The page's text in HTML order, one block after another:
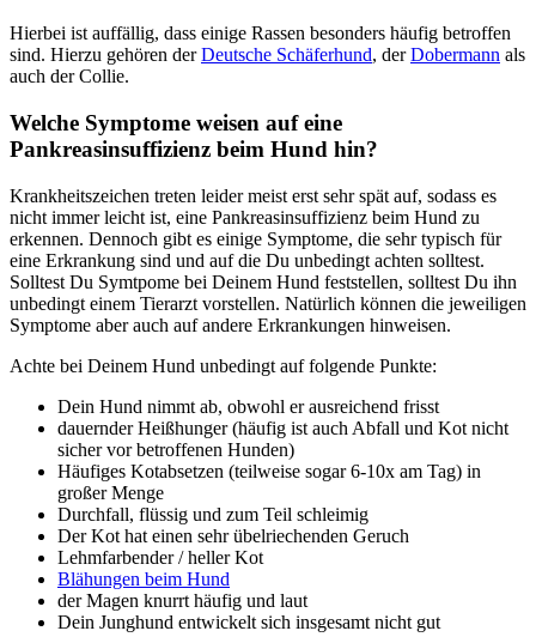
Hierbei ist auffällig, dass einige Rassen besonders häufig betroffen
sind. Hierzu gehören derDeutsche Schäferhund, derDobermann als
auch der Collie.
Welche Symptome weisen auf eine
Pankreasinsuffizienz beim Hund hin?
Krankheitszeichen treten leider meist erst sehr spät auf, sodass es
nicht immer leicht ist, eine Pankreasinsuffizienz beim Hund zu
erkennen. Dennoch gibt es einige Symptome, die sehr typisch für
eine Erkrankung sind und auf die Du unbedingt achten solltest.
Solltest Du Symtpome bei Deinem Hund feststellen, solltest Du ihn
unbedingt einem Tierarzt vorstellen. Natürlich können die jeweiligen
Symptome aber auch auf andere Erkrankungen hinweisen.
Achte bei Deinem Hund unbedingt auf folgende Punkte:
Dein Hund nimmt ab, obwohl er ausreichend frisst
dauernder Heißhunger (häufig ist auch Abfall und Kot nicht
sicher vor betroffenen Hunden)
Häufiges Kotabsetzen (teilweise sogar 6-10x am Tag) in
großer Menge
Durchfall, flüssig und zum Teil schleimig
Der Kot hat einen sehr übelriechenden Geruch
Lehmfarbender / heller Kot
Blähungen beim Hund
der Magen knurrt häufig und laut
Dein Junghund entwickelt sich insgesamt nicht gut